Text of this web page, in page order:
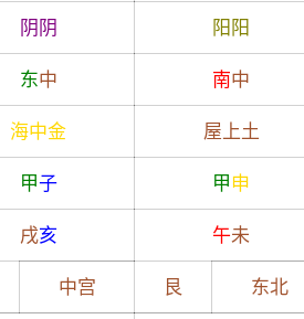
阴 阴 阳 阳
东中 南中
海中金 屋上土
甲子 甲申
戌亥 午未
中宫 艮 东北